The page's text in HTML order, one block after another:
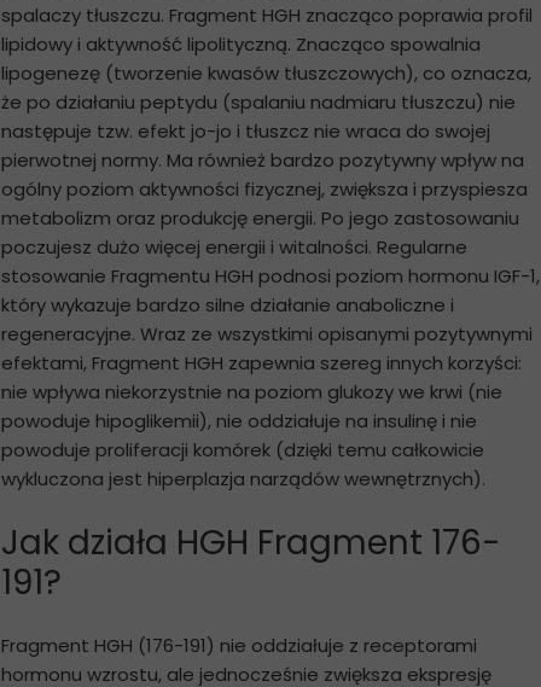
spalaczy tłuszczu. Fragment HGH znacząco poprawia profil
lipidowy i aktywność lipolityczną. Znacząco spowalnia
lipogenezę (tworzenie kwasów tłuszczowych), co oznacza,
że po działaniu peptydu (spalaniu nadmiaru tłuszczu) nie
następuje tzw. efekt jo-jo i tłuszcz nie wraca do swojej
pierwotnej normy. Ma również bardzo pozytywny wpływ na
ogólny poziom aktywności fizycznej, zwiększa i przyspiesza
metabolizm oraz produkcję energii. Po jego zastosowaniu
poczujesz dużo więcej energii i witalności. Regularne
stosowanie Fragmentu HGH podnosi poziom hormonu IGF-1,
który wykazuje bardzo silne działanie anaboliczne i
regeneracyjne. Wraz ze wszystkimi opisanymi pozytywnymi
efektami, Fragment HGH zapewnia szereg innych korzyści:
nie wpływa niekorzystnie na poziom glukozy we krwi (nie
powoduje hipoglikemii), nie oddziałuje na insulinę i nie
powoduje proliferacji komórek (dzięki temu całkowicie
wykluczona jest hiperplazja narządów wewnętrznych).
Jak działa HGH Fragment 176-
191?
Fragment HGH (176-191) nie oddziałuje z receptorami
hormonu wzrostu, ale jednocześnie zwiększa ekspresję